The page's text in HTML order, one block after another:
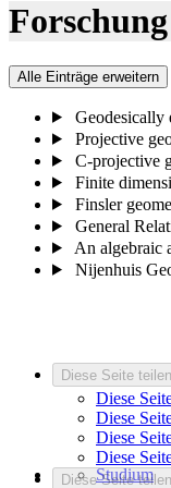
Alle Einträge erweitern
Geodesically
Projective
C-projective
Finite
Finsler
General
An algebraic
Nijenhuis
Diese Seite teilen
Diese
Diese
Diese
Diese
Diese Seite teilen
Studium